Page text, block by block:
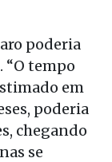
poderia
“O tempo
em
poderia
chegando
se